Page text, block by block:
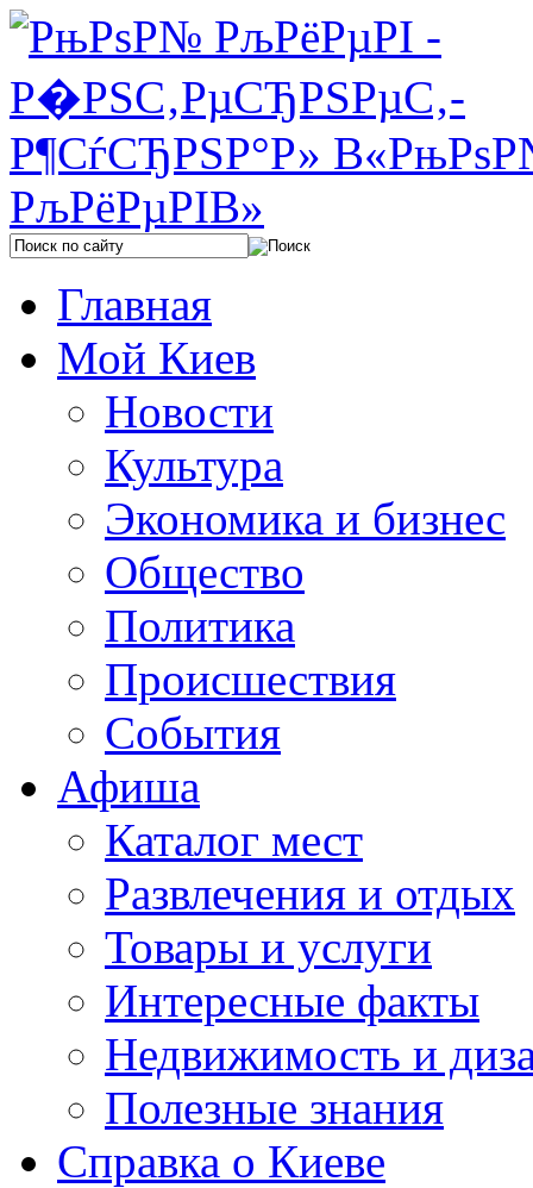
Главная
Мой Киев
Новости
Культура
Экономика и бизнес
Общество
Политика
Происшествия
События
Афиша
Каталог мест
Развлечения и отдых
Товары и услуги
Интересные факты
Недвижимость и
Полезные знания
Справка о Киеве